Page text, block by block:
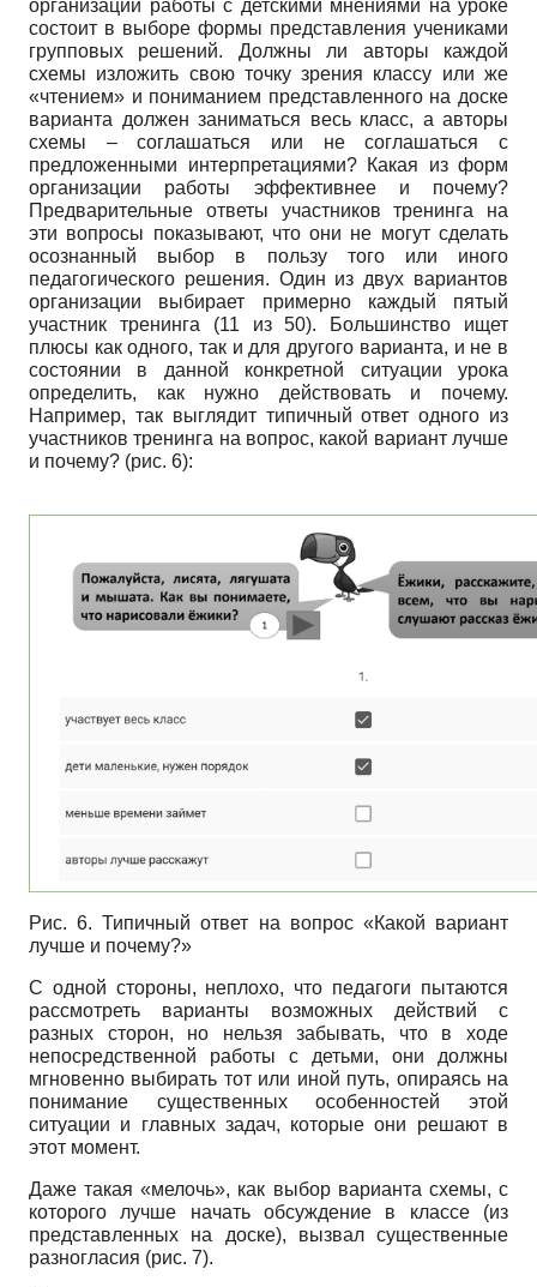
организации работы с детскими мнениями на уроке
состоит в выборе формы представления учениками
групповых решений. Должны ли авторы каждой
схемы изложить свою точку зрения классу или же
«чтением» и пониманием представленного на доске
варианта должен заниматься весь класс, а авторы
схемы – соглашаться или не соглашаться с
предложенными интерпретациями? Какая из форм
организации работы эффективнее и почему?
Предварительные ответы участников тренинга на
эти вопросы показывают, что они не могут сделать
осознанный выбор в пользу того или иного
педагогического решения. Один из двух вариантов
организации выбирает примерно каждый пятый
участник тренинга (11 из 50). Большинство ищет
плюсы как одного, так и для другого варианта, и не в
состоянии в данной конкретной ситуации урока
определить, как нужно действовать и почему.
Например, так выглядит типичный ответ одного из
участников тренинга на вопрос, какой вариант лучше
и почему? (рис. 6):
Рис. 6. Типичный ответ на вопрос «Какой вариант
лучше и почему?»
С одной стороны, неплохо, что педагоги пытаются
рассмотреть варианты возможных действий с
разных сторон, но нельзя забывать, что в ходе
непосредственной работы с детьми, они должны
мгновенно выбирать тот или иной путь, опираясь на
понимание существенных особенностей этой
ситуации и главных задач, которые они решают в
этот момент.
Даже такая «мелочь», как выбор варианта схемы, с
которого лучше начать обсуждение в классе (из
представленных на доске), вызвал существенные
разногласия (рис. 7).